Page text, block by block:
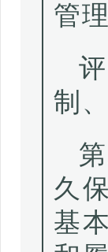
管
制
久
基